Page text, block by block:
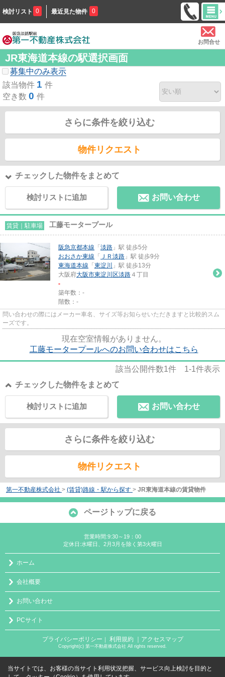
検討リスト 0 最近見た物件 0
お問合せ
JR東海道本線の駅選択画面
募集中のみ表示
該当物件 1 件
空き数 0 件
さらに条件を絞り込む
物件リクエスト
チェックした物件をまとめて
検討リストに追加 お問い合わせ
賃貸｜駐車場 工藤モータープール
阪急京都本線 「 淡路 」駅 徒歩5分
おおさか東線 「 ＪＲ淡路 」駅 徒歩9分
東海道本線 「 東淀川
」駅 徒歩13分
大阪府大阪市東淀川区淡路 ４丁目
-
築年数：-
階数：-
問い合わせの際にはメーカー車名、サイズ等お知らせいただきますと比較的スム
ーズです。
現在空室情報がありません。
工藤モータープールへのお問い合わせはこちら
該当公開件数1件 1-1件表示
チェックした物件をまとめて
お問い合わせ
検討リストに追加
さらに条件を絞り込む
物件リクエスト
第一不動産株式会社 > (賃貸)路線・駅から探す > JR東海道本線の賃貸物件
ページトップに戻る
営業時間:9:30～19：00
定休日:水曜日、2月3月を除く第3火曜日
ホーム
会社概要
お問い合わせ
PCサイト
プライバシーポリシー ｜ 利用規約 ｜アクセスマップ
Copyright(c) 第一不動産株式会社 All rights reserved.
当サイトでは、お客様の当サイト利用状況把握、サービス向上検討を目的と